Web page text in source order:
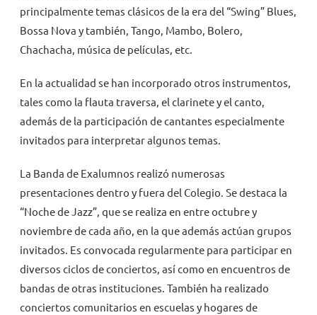
principalmente temas clásicos de la era del “Swing” Blues,
Bossa Nova y también, Tango, Mambo, Bolero,
Chachacha, música de películas, etc.
En la actualidad se han incorporado otros instrumentos,
tales como la flauta traversa, el clarinete y el canto,
además de la participación de cantantes especialmente
invitados para interpretar algunos temas.
La Banda de Exalumnos realizó numerosas
presentaciones dentro y fuera del Colegio. Se destaca la
“Noche de Jazz”, que se realiza en entre octubre y
noviembre de cada año, en la que además actúan grupos
invitados. Es convocada regularmente para participar en
diversos ciclos de conciertos, así como en encuentros de
bandas de otras instituciones. También ha realizado
conciertos comunitarios en escuelas y hogares de